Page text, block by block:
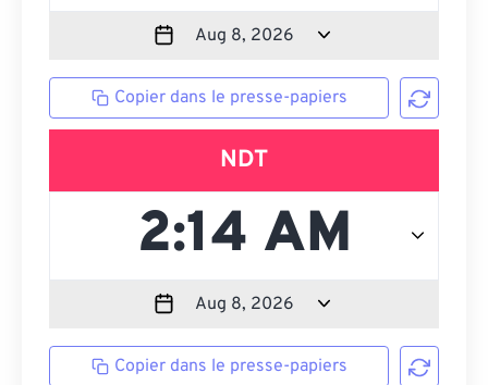
Copier dans le presse-papiers
NDT
Copier dans le presse-papiers